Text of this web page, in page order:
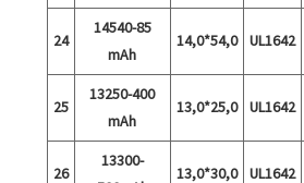
24
14540-85
mAh
14,0*54,0 UL1642
25
13250-400
mAh
13,0*25,0 UL1642
26
13300-
13,0*30,0 UL1642